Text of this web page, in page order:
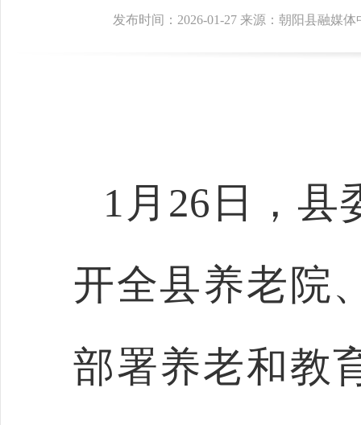
发布时间：2026-01-27 来源：朝阳县融媒体
1月26日，县
开全县养老院
部署养老和教